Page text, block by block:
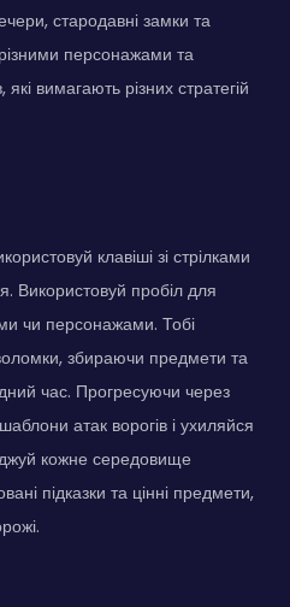
стародавні замки та
персонажами та
які вимагають різних стратегій
клавіші зі стрілками
Використовуй пробіл для
чи персонажами. Тобі
збираючи предмети та
час. Прогресуючи через
атак ворогів і ухиляйся
кожне середовище
підказки та цінні предмети,